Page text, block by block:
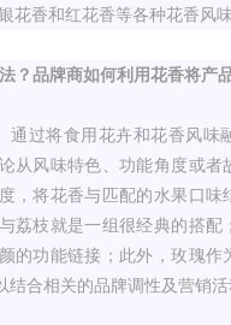
花香和红花香等各种花香风
？品牌商如何利用花香将产
通过将食用花卉和花香风味
从风味特色、功能角度或
，将花香与匹配的水果口
荔枝就是一组很经典的搭
的功能链接；此外，玫瑰
结合相关的品牌调性及营销